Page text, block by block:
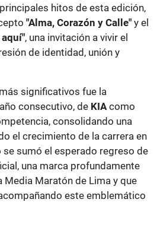
hitos de esta edición,
"Alma, Corazón y Calle" y el
aquí", una invitación a vivir el
de identidad, unión y
significativos fue la
consecutivo, de KIAcomo
consolidando una
el crecimiento de la carrera en
se sumó el esperado regreso de
una marca profundamente
Media Maratón de Lima y que
este emblemático